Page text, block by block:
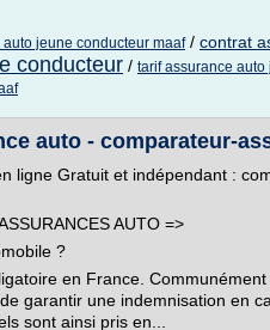
jeune conducteur maaf/ contrat
conducteur / tarif assurance
auto - comparateur-
ligne Gratuit et indépendant :
AUTO =>
?
en France.
garantir une indemnisation en
sont ainsi pris en...